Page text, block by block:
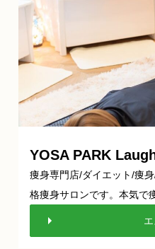
YOSA PARK
痩身専門店/ダイエット/痩
格痩身サロンです。本気で